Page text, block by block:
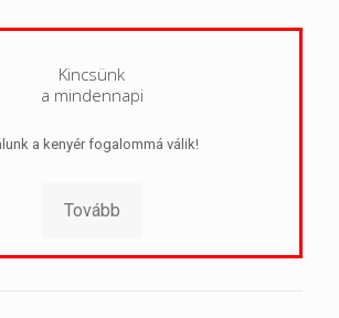
Kincsünk
a mindennapi
a kenyér fogalommá válik!
Tovább